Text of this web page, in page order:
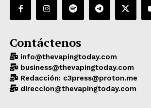
Contáctenos
info@thevapingtoday.com
business@thevapingtoday.com
Redacción: c3press@proton.me
direccion@thevapingtoday.com